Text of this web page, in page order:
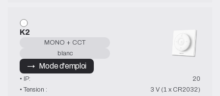
K2
MONO + CCT
blanc
→   Mode d'emploi
• IP:
20
• Tension :
3 V (1 x CR2032)